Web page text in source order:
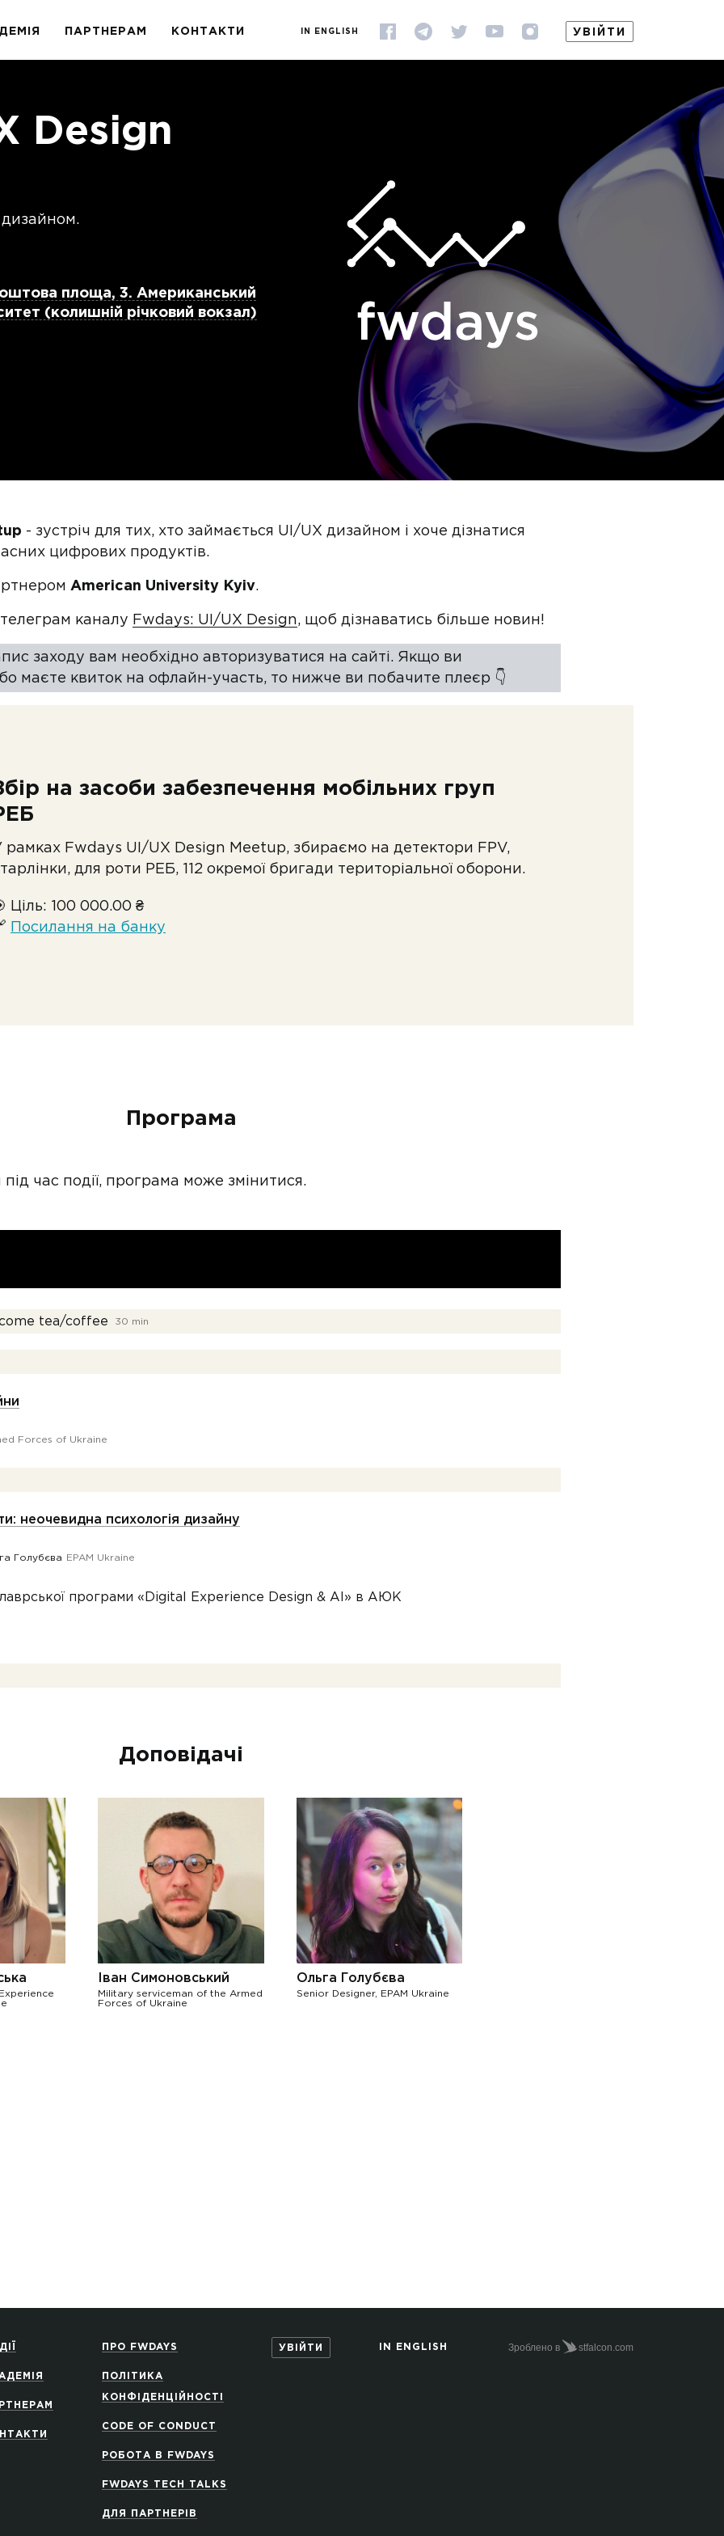
ПАРТНЕРАМ КОНТАКТИ IN ENGLISH УВІЙТИ
Design
дизайном.
площа, 3. Американський
(колишній річковий вокзал)
- зустріч для тих, хто займається UI/UX дизайном і хоче дізнатися
цифрових продуктів.
American University Kyiv.
каналу Fwdays: UI/UX Design, щоб дізнаватись більше новин!
заходу вам необхідно авторизуватися на сайті. Якщо ви
маєте квиток на офлайн-участь, то нижче ви побачите плеєр 👇
на засоби забезпечення мобільних груп
рамках Fwdays UI/UX Design Meetup, збираємо на детектори FPV,
для роти РЕБ, 112 окремої бригади територіальної оборони.
Ціль: 100 000.00 ₴
Посилання на банку
Програма
під час події, програма може змінитися.
tea/coffee 30 min
Forces of Ukraine
неочевидна психологія дизайну
Голубєва EPAM Ukraine
програми «Digital Experience Design & AI» в АЮК
Доповідачі
Іван Симоновський
Military serviceman of the Armed
Forces of Ukraine
Ольга Голубєва
Senior Designer, EPAM Ukraine
ПРО FWDAYS
ПОЛІТИКА
КОНФІДЕНЦІЙНОСТІ
CODE OF CONDUCT
РОБОТА В FWDAYS
FWDAYS TECH TALKS
ДЛЯ ПАРТНЕРІВ
УВІЙТИ IN ENGLISH Зроблено в stfalcon.com